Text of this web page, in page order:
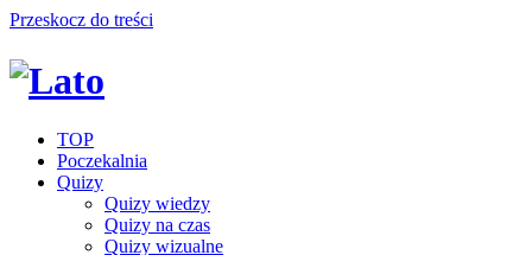
Przeskocz do treści
TOP
Poczekalnia
Quizy
Quizy wiedzy
Quizy na czas
Quizy wizualne